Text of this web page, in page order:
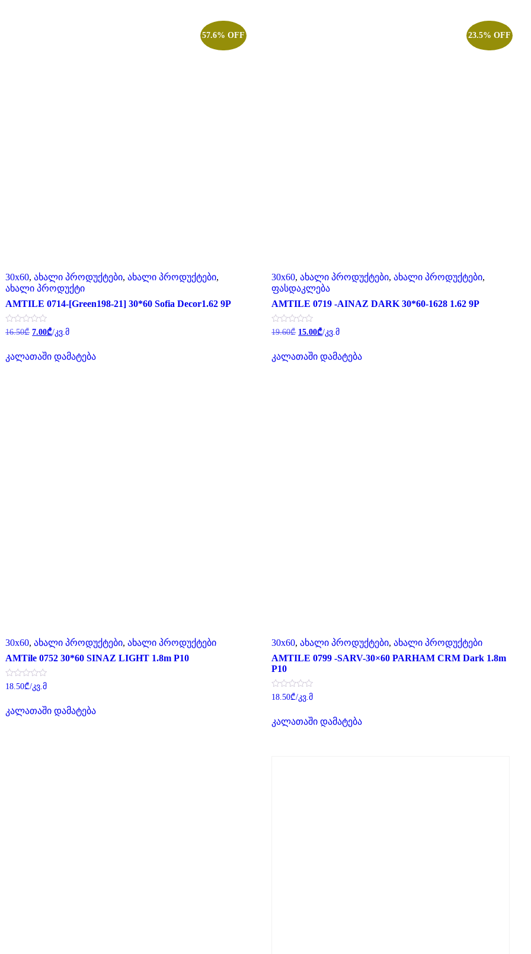
57.6% OFF
30x60,ახალი პროდუქტები,ახალი პროდუქტები,
ახალი პროდუქტი
AMTILE 0714-[Green198-21] 30*60 Sofia Decor1.62 9P
შეფასება
0
5-
დან
16.50₾ Original
16.50₾.
7.00₾Current
price
7.00₾.
/კვ.მ
კალათაში დამატება
23.5% OFF
30x60,ახალი პროდუქტები,ახალი პროდუქტები,
ფასდაკლება
AMTILE 0719 -AINAZ DARK 30*60-1628 1.62 9P
შეფასება
0
5-
დან
19.60₾ Original
19.60₾.
15.00₾Current
price
15.00₾.
/კვ.მ
კალათაში დამატება
30x60,ახალი პროდუქტები,ახალი პროდუქტები
AMTile 0752 30*60 SINAZ LIGHT 1.8m P10
შეფასება
0
5-
დან
18.50₾/კვ.მ
კალათაში დამატება
30x60,ახალი პროდუქტები,ახალი პროდუქტები
AMTILE 0799 -SARV-30×60 PARHAM CRM Dark 1.8m
P10
შეფასება
0
5-
დან
18.50₾/კვ.მ
კალათაში დამატება